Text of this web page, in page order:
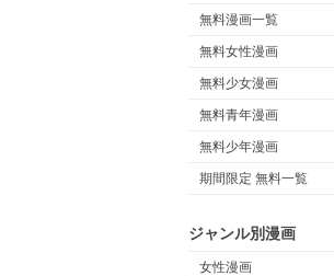
無料漫画一覧
無料女性漫画
無料少女漫画
無料青年漫画
無料少年漫画
期間限定 無料一覧
ジャンル別漫画
女性漫画